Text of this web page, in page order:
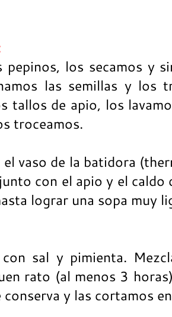
pepinos, los secamos y
las semillas y los
tallos de apio, los
troceamos.
el vaso de la batidora
con el apio y el caldo
lograr una sopa muy
con sal y pimienta.
rato (al menos 3
conserva y las cortamos